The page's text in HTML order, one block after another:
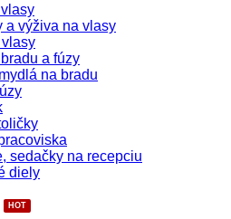
a výživa na vlasy
a fúzy
na bradu
sedačky na recepciu
diely